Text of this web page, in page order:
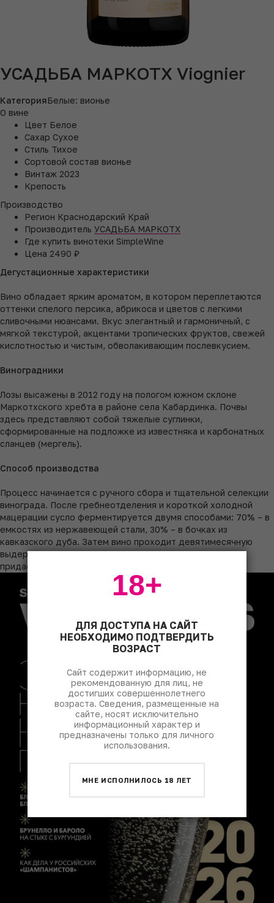
УСАДЬБА МАРКОТХ Viognier
КатегорияБелые: вионье
О вине
Цвет Белое
Сахар Сухое
Стиль Тихое
Сортовой состав вионье
Винтаж 2023
Крепость
Производство
Регион Краснодарский Край
Производитель УСАДЬБА МАРКОТХ
Где купить винотеки SimpleWine
Цена 2490 ₽
Дегустационные характеристики
Вино обладает ярким ароматом, в котором переплетаются
оттенки спелого персика, абрикоса и цветов с легкими
сливочными нюансами. Вкус элегантный и гармоничный, с
мягкой текстурой, акцентами тропических фруктов, свежей
кислотностью и чистым, обволакивающим послевкусием.
Виноградники
Лозы высажены в 2012 году на пологом южном склоне
Маркотхского хребта в районе села Кабардинка. Почвы
здесь представляют собой тяжелые суглинки,
сформированные на подложке из известняка и карбонатных
сланцев (мергель).
Способ производства
Процесс начинается с ручного сбора и тщательной селекции
винограда. После гребнеотделения и короткой холодной
мацерации сусло ферментируется двумя способами: 70% – в
емкостях из нержавеющей стали, 30% – в бочках из
кавказского дуба. Затем вино проходит девятимесячную
выдержку на осадке в бочках из кавказского дуба, что
придает ему сложность и сливочные оттенки.
ДЛЯ ДОСТУПА НА САЙТ
НЕОБХОДИМО ПОДТВЕРДИТЬ
ВОЗРАСТ
Сайт содержит информацию, не
рекомендованную для лиц, не
достигших совершеннолетнего
возраста. Сведения, размещенные на
сайте, носят исключительно
информационный характер и
предназначены только для личного
использования.
МНЕ ИСПОЛНИЛОСЬ 18 ЛЕТ
18+